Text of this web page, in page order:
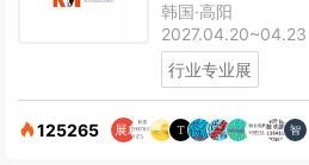
韩国·高阳
2027.04.20~04.23
行业专业展
125265